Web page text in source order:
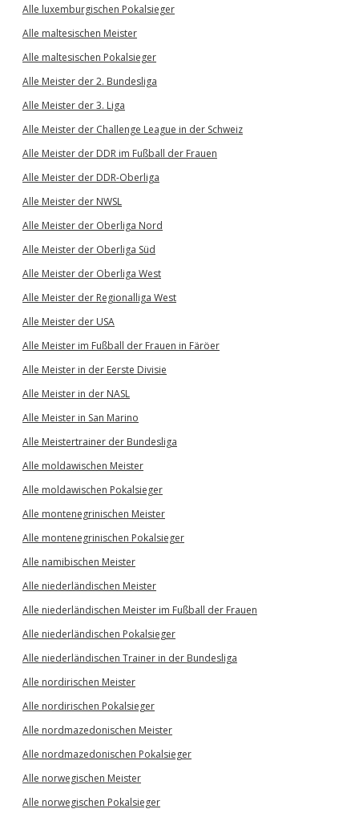
Alle luxemburgischen Pokalsieger
Alle maltesischen Meister
Alle maltesischen Pokalsieger
Alle Meister der 2. Bundesliga
Alle Meister der 3. Liga
Alle Meister der Challenge League in der Schweiz
Alle Meister der DDR im Fußball der Frauen
Alle Meister der DDR-Oberliga
Alle Meister der NWSL
Alle Meister der Oberliga Nord
Alle Meister der Oberliga Süd
Alle Meister der Oberliga West
Alle Meister der Regionalliga West
Alle Meister der USA
Alle Meister im Fußball der Frauen in Färöer
Alle Meister in der Eerste Divisie
Alle Meister in der NASL
Alle Meister in San Marino
Alle Meistertrainer der Bundesliga
Alle moldawischen Meister
Alle moldawischen Pokalsieger
Alle montenegrinischen Meister
Alle montenegrinischen Pokalsieger
Alle namibischen Meister
Alle niederländischen Meister
Alle niederländischen Meister im Fußball der Frauen
Alle niederländischen Pokalsieger
Alle niederländischen Trainer in der Bundesliga
Alle nordirischen Meister
Alle nordirischen Pokalsieger
Alle nordmazedonischen Meister
Alle nordmazedonischen Pokalsieger
Alle norwegischen Meister
Alle norwegischen Pokalsieger